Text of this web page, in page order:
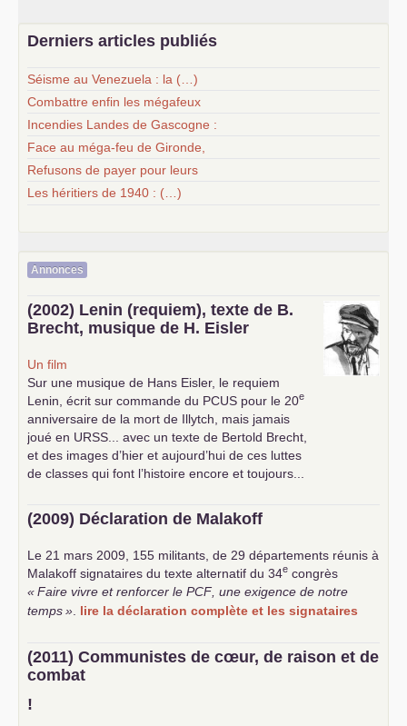
Derniers articles publiés
Séisme au Venezuela : la (…)
Combattre enfin les mégafeux
Incendies Landes de Gascogne :
Face au méga-feu de Gironde,
Refusons de payer pour leurs
Les héritiers de 1940 : (…)
Annonces
(2002) Lenin (requiem), texte de B.
Brecht, musique de H. Eisler
Un film
Sur une musique de Hans Eisler, le requiem
Lenin, écrit sur commande du PCUS pour le 20e
anniversaire de la mort de Illytch, mais jamais
joué en URSS ... avec un texte de Bertold Brecht,
et des images d’hier et aujourd’hui de ces luttes
de classes qui font l’histoire encore et toujours...
(2009) Déclaration de Malakoff
Le 21 mars 2009, 155 militants, de 29 départements réunis à
Malakoff signataires du texte alternatif du 34e congrès
«Faire vivre et renforcer le PCF , une exigence de notre
temps» lire la déclaration complète et les signataires
(2011) Communistes de cœur, de raison et de
combat
!